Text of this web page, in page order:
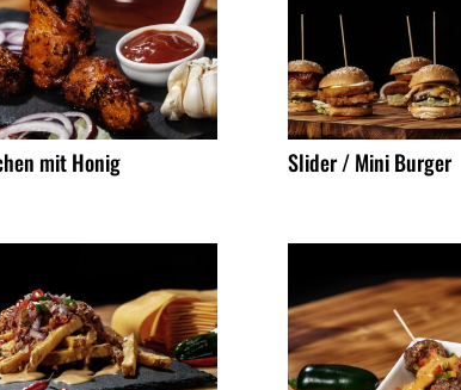
mit Honig Slider / Mini Burger